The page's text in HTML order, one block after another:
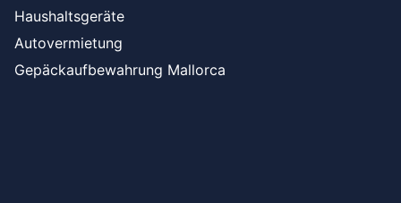
Haushaltsgeräte
Autovermietung
Gepäckaufbewahrung Mallorca